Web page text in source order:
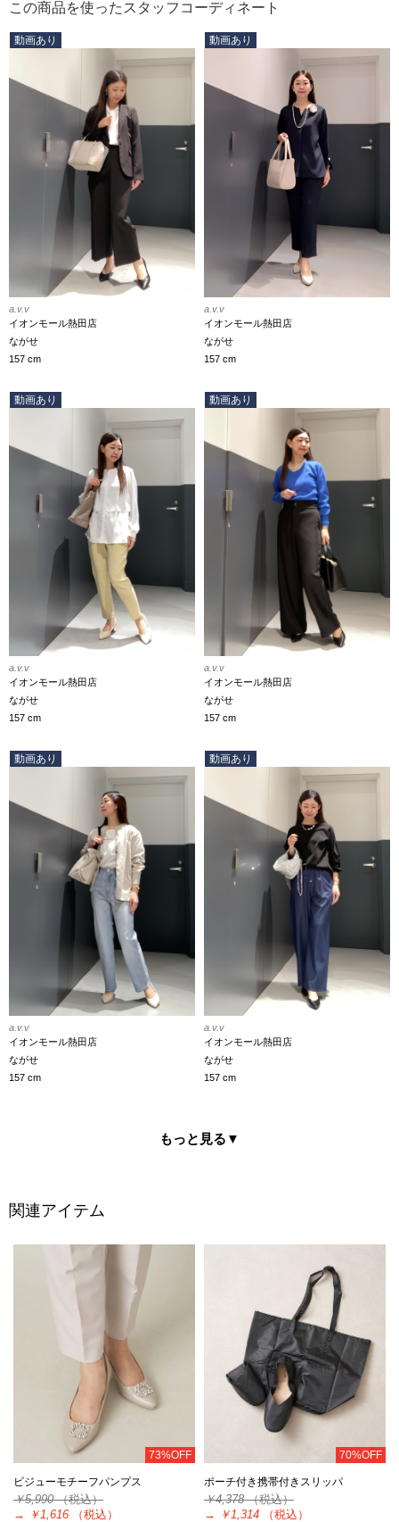
この商品を使ったスタッフコーディネート
動画あり
a.v.v
イオンモール熱田店
ながせ
157 cm
動画あり
a.v.v
イオンモール熱田店
ながせ
157 cm
動画あり
a.v.v
イオンモール熱田店
ながせ
157 cm
動画あり
a.v.v
イオンモール熱田店
ながせ
157 cm
動画あり
a.v.v
イオンモール熱田店
ながせ
157 cm
動画あり
a.v.v
イオンモール熱田店
ながせ
157 cm
もっと見る ▼
関連アイテム
73%OFF
ビジューモチーフパンプス
￥5,990（税込）
→
￥1,616 （税込）
70%OFF
ポーチ付き携帯付きスリッパ
￥4,378（税込）
→
￥1,314 （税込）